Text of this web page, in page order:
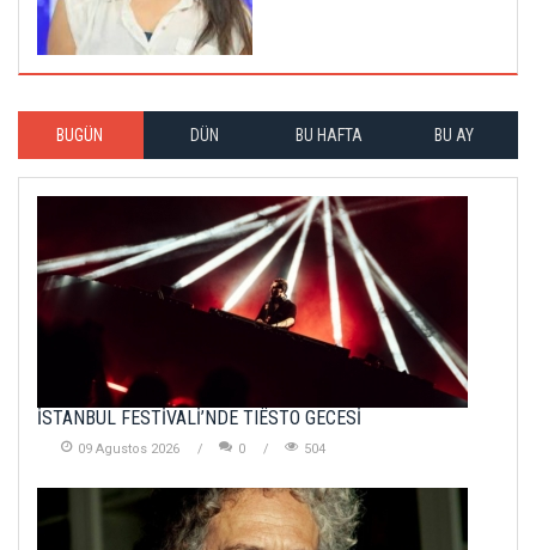
BUGÜN DÜN BU HAFTA BU AY
İSTANBUL FESTİVALİ’NDE TIËSTO GECESİ
09 Agustos 2026 0 504